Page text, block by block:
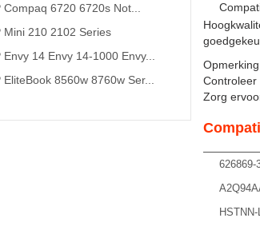
Compaq 6720 6720s Not...
Mini 210 2102 Series
Envy 14 Envy 14-1000 Envy...
EliteBook 8560w 8760w Ser...
Controleer
Zorg
626869-